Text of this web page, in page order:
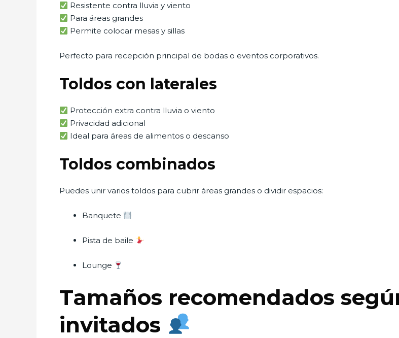
Resistente contra lluvia y viento
Para áreas grandes
Permite colocar mesas y sillas
Perfecto para recepción principal de bodas o eventos corporativos.
Toldos con laterales
Protección extra contra lluvia o viento
Privacidad adicional
Ideal para áreas de alimentos o descanso
Toldos combinados
Puedes unir varios toldos para cubrir áreas grandes o dividir espacios:
Banquete
Pista de baile
Lounge
Tamaños recomendados
invitados